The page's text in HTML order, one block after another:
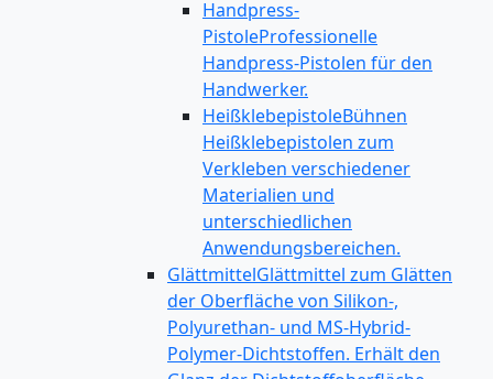
Handpress-
PistoleProfessionelle
Handpress-Pistolen für den
Handwerker.
HeißklebepistoleBühnen
Heißklebepistolen zum
Verkleben verschiedener
Materialien und
unterschiedlichen
Anwendungsbereichen.
GlättmittelGlättmittel zum Glätten
der Oberfläche von Silikon-,
Polyurethan- und MS-Hybrid-
Polymer-Dichtstoffen. Erhält den